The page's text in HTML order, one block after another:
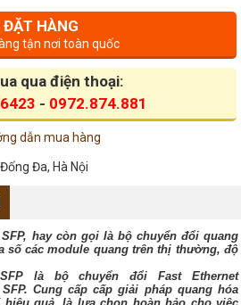
ĐẶT HÀNG
tận nơi toàn quốc
qua điện thoại:
- 0972.874.881
dẫn mua hàng
Đa, Hà Nội
hay còn gọi là bộ chuyển đổi quang
số các module quang trên thị thường, độ
SFP là bộ chuyển đổi Fast Ethernet
SFP. Cung cấp cấp giải pháp quang hóa